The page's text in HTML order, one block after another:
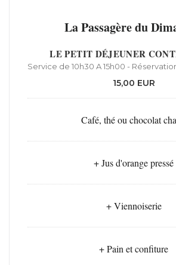
La Passagère du
LE PETIT DÉJEUNER
Service de 10h30 A 15h00 -
15,00 EUR
Café, thé ou chocolat
+ Jus d'orange pressé
+ Viennoiserie
+ Pain et confiture